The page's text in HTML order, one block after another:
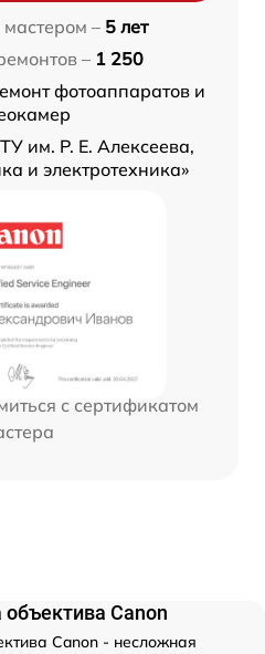
– 5 лет
– 1 250
фотоаппаратов и
им. Р. Е. Алексеева,
и электротехника»
с сертификатом
Canon
Canon - несложная